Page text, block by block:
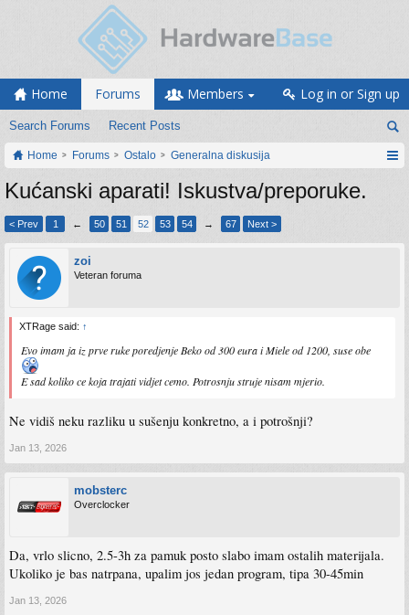
Home Forums
Search Forums Recent Posts
Members Log in or Sign up
Home Forums Ostalo Generalna diskusija
Kućanski aparati! Iskustva/preporuke.
< Prev 1 ← 50 51 52 53 54 → 67 Next >
zoi
Veteran foruma
XTRage said: ↑
Evo imam ja iz prve ruke poredjenje Beko od 300 eura i Miele od 1200, suse obe
E sad koliko ce koja trajati vidjet cemo. Potrosnju struje nisam mjerio.
Ne vidiš neku razliku u sušenju konkretno, a i potrošnji?
Jan 13, 2026
mobsterc
Overclocker
Da, vrlo slicno, 2.5-3h za pamuk posto slabo imam ostalih materijala.
Ukoliko je bas natrpana, upalim jos jedan program, tipa 30-45min
Jan 13, 2026